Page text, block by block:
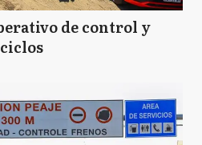
de control y